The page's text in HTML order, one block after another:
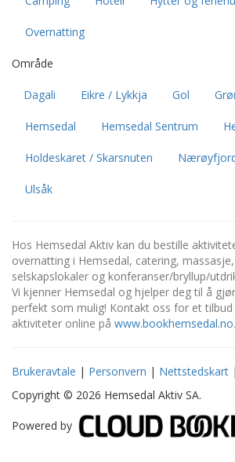
Overnatting
Område
Dagali Eikre / Lykkja Gol
Hemsedal Hemsedal Sentrum
Holdeskaret / Skarsnuten
Ulsåk
Hos Hemsedal Aktiv kan du bestille
overnatting i Hemsedal, catering,
selskapslokaler og konferanser/bryllup/
Vi kjenner Hemsedal og hjelper deg til å
perfekt som mulig! Kontakt oss for et tilbud
aktiviteter online på www.bookhemsedal.no.
Brukeravtale | Personvern | Nettstedskart |
Copyright © 2026 Hemsedal Aktiv SA.
Powered by